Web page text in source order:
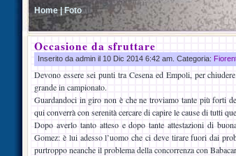
Home | Foto
Occasione da sfruttare
Inserito da admin il 10 Dic 2014 6:42 am. Categoria:
Devono essere sei punti tra Cesena ed Empoli, per
grande in campionato.
Guardandoci in giro non è che ne troviamo tante più forti
qui converrà con serenità cercare di capire le cause di tutti
Dopo averlo tanto atteso e dopo tante attestazioni di
Gomez: è lui adesso l’uomo che ci deve tirare fuori dai
purtroppo neanche il problema della concorrenza con